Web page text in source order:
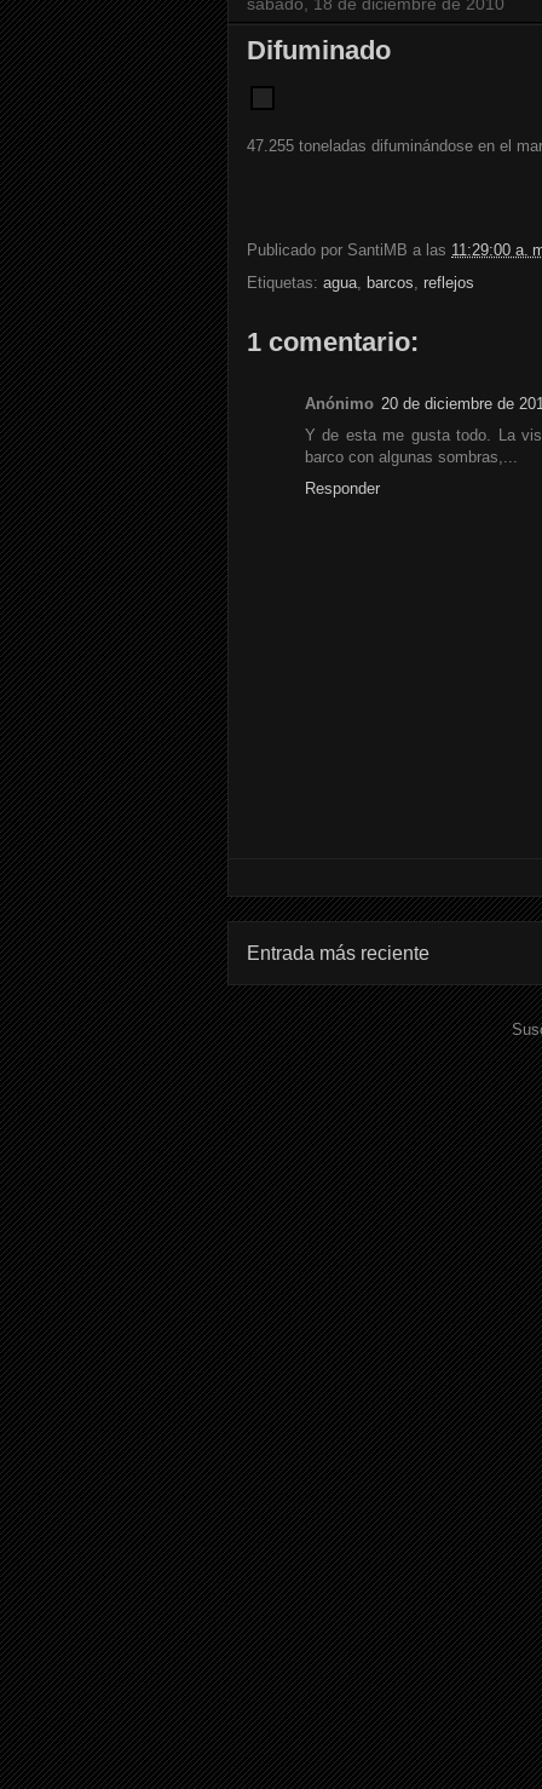
Difuminado
47.255 toneladas difuminándose en el
Publicado por SantiMB a las 11:29:00 a.
Etiquetas: agua, barcos, reflejos
1 comentario:
Anónimo 20 de diciembre de
Y de esta me gusta todo. La
barco con algunas sombras,...
Responder
Entrada más reciente